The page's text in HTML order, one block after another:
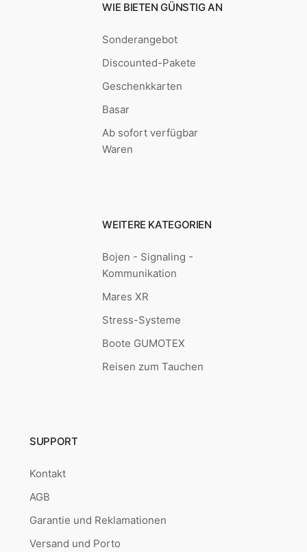
WIE BIETEN GÜNSTIG AN
Sonderangebot
Discounted-Pakete
Geschenkkarten
Basar
Ab sofort verfügbar
Waren
WEITERE KATEGORIEN
Bojen - Signaling -
Kommunikation
Mares XR
Stress-Systeme
Boote GUMOTEX
Reisen zum Tauchen
SUPPORT
Kontakt
AGB
Garantie und Reklamationen
Versand und Porto